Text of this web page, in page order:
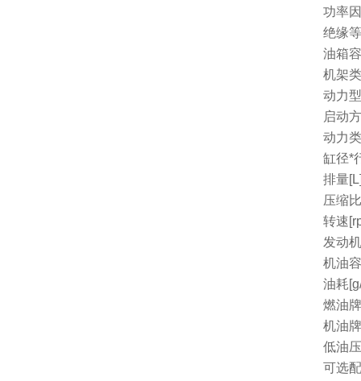
功率
绝缘
油箱
机架
动力
启动
动力
缸径*
排量
压缩比
转速
发动
机油
油耗
燃油
机油
低油
可选